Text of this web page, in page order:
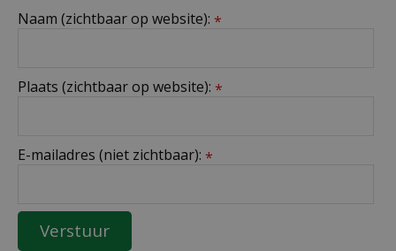
Naam (zichtbaar op website): *
Plaats (zichtbaar op website): *
E-mailadres (niet zichtbaar): *